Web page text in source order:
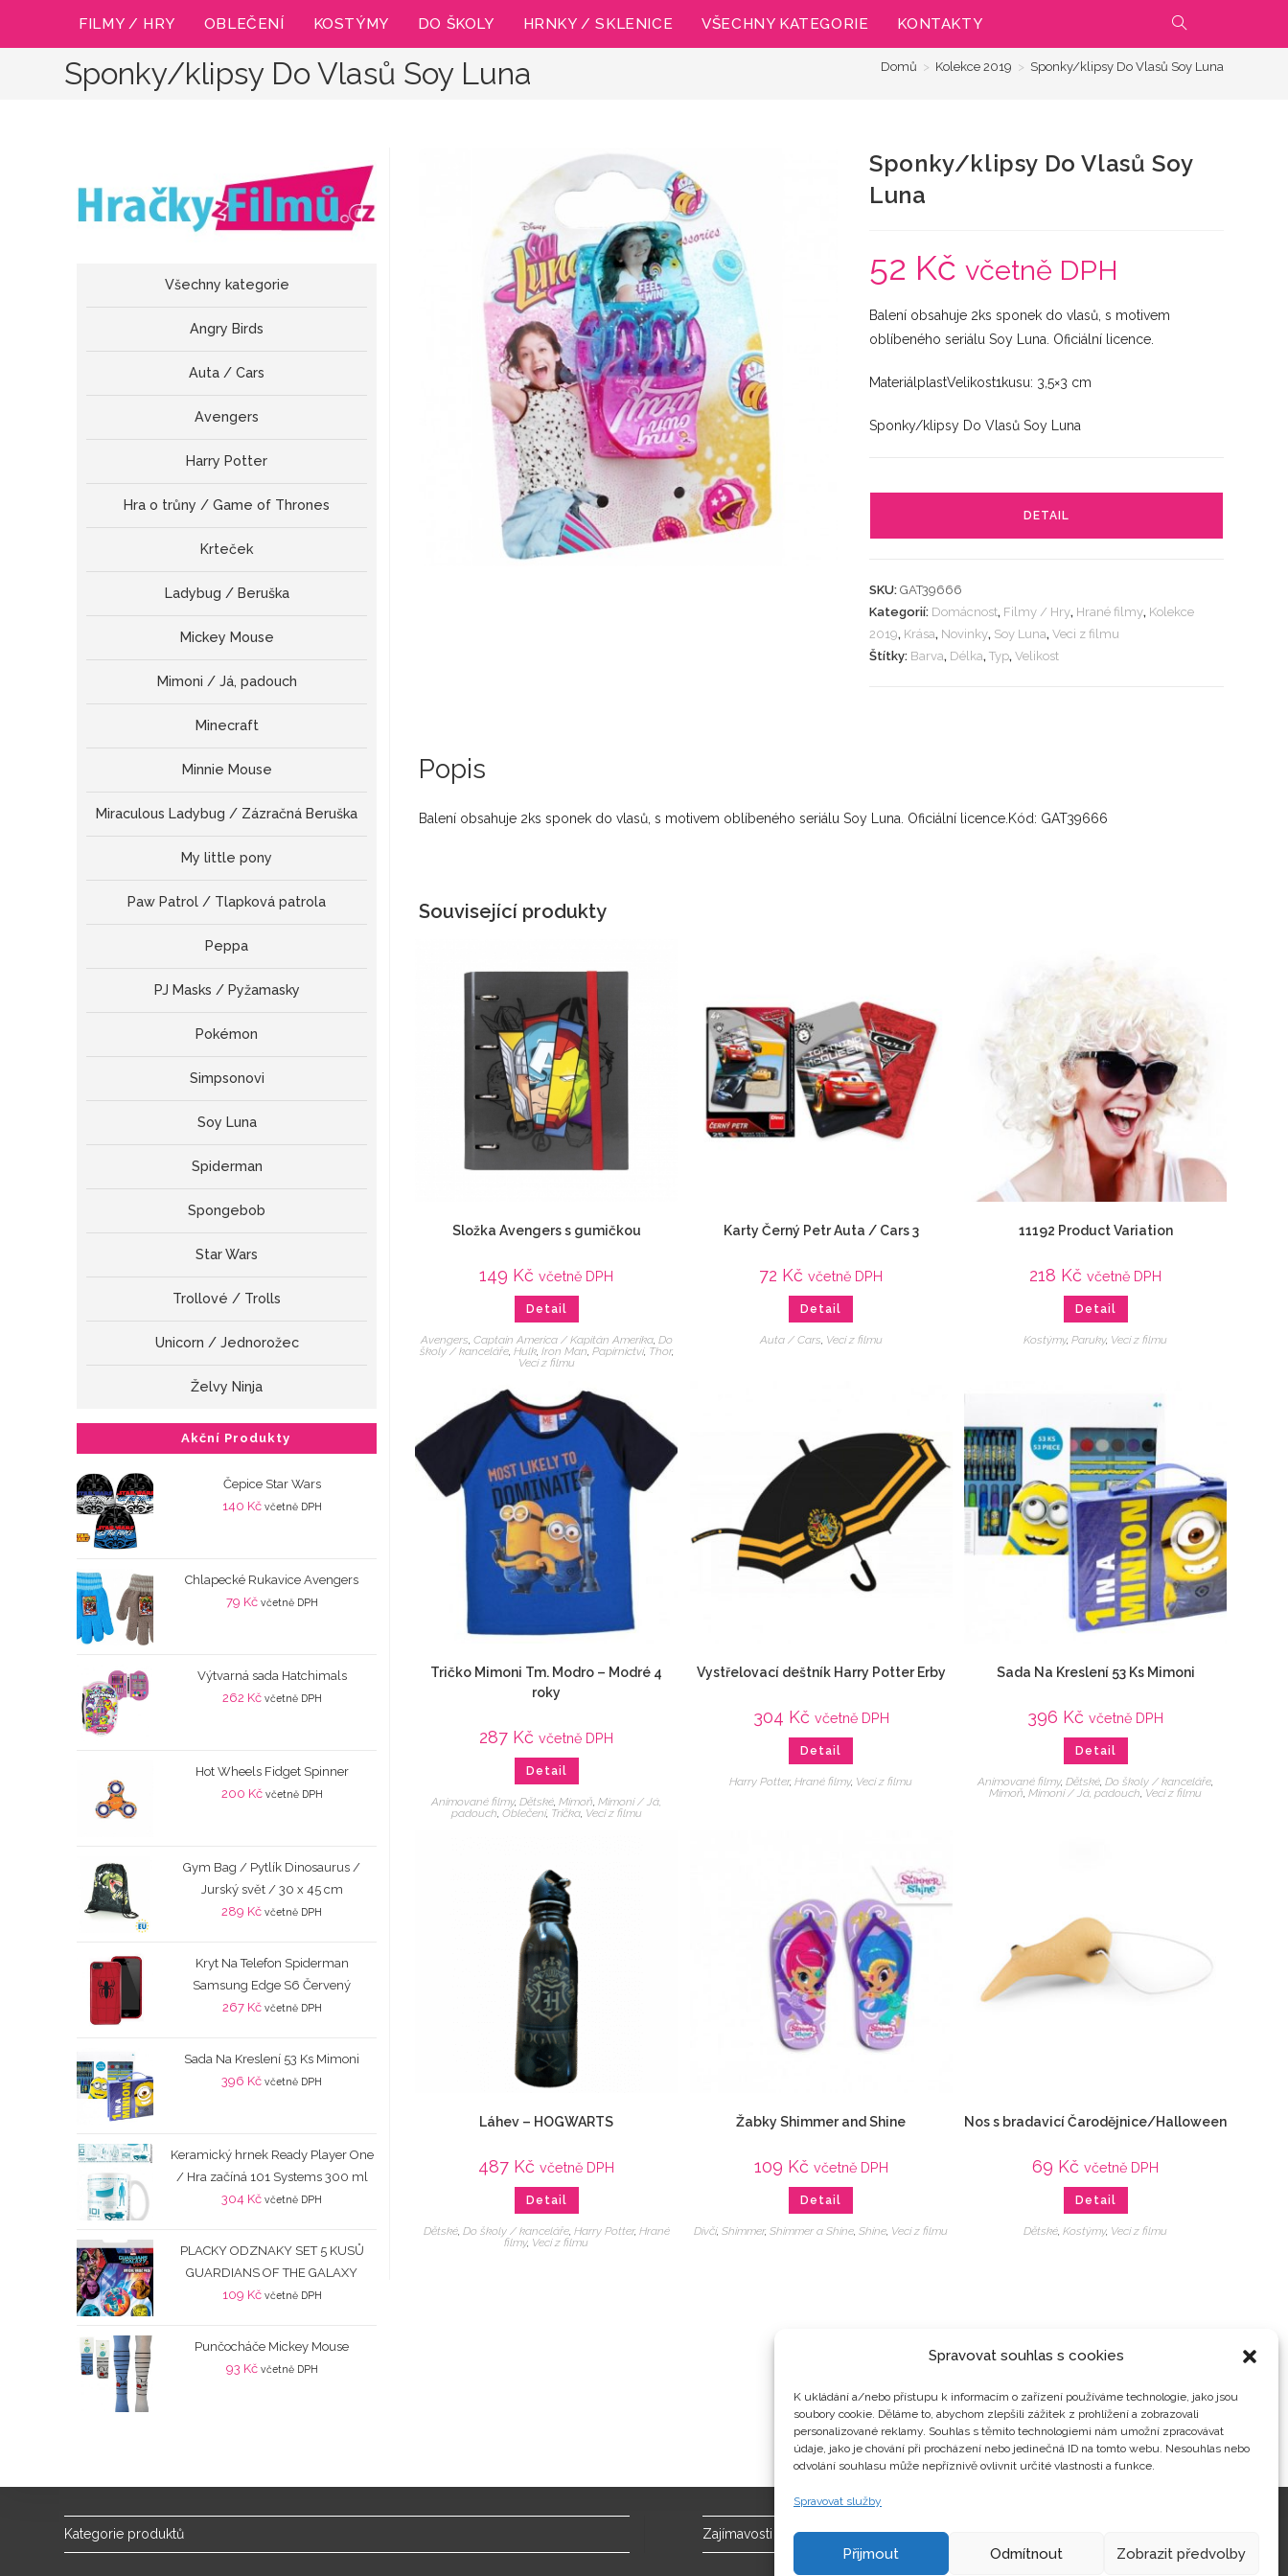
Spravovat souhlas s cookies
K ukládání a/nebo přístupu k informacím o zařízení používáme technologie, jako jsou
soubory cookie. Děláme to, abychom zlepšili zážitek z prohlížení a zobrazovali
personalizované reklamy. Souhlas s těmito technologiemi nám umožní zpracovávat
údaje, jako je chování při procházení nebo jedinečná ID na tomto webu. Nesouhlas nebo
odvolání souhlasu může nepříznivě ovlivnit určité vlastnosti a funkce.
Spravovat služby
Přijmout Odmítnout Zobrazit předvolby
FILMY / HRY OBLEČENÍ KOSTÝMY DO ŠKOLY HRNKY / SKLENICE VŠECHNY KATEGORIE KONTAKTY PŘEPNOUT
VYHLEDÁVÁNÍ
WEBU
Sponky/klipsy Do Vlasů Soy Luna Domů > Kolekce 2019 > Sponky/klipsy Do Vlasů Soy Luna
Sponky/klipsy Do Vlasů Soy
Luna
52 Kč včetně DPH
Balení obsahuje 2ks sponek do vlasů, s motivem
oblíbeného seriálu Soy Luna. Oficiální licence.
MateriálplastVelikost1kusu: 3,5×3 cm
Sponky/klipsy Do Vlasů Soy Luna
DETAIL
SKU:GAT39666
Kategorií: Domácnost, Filmy / Hry, Hrané filmy, Kolekce
2019, Krása, Novinky, Soy Luna,Veci z filmu
Štítky: Barva, Délka,Typ,Velikost
Popis
Balení obsahuje 2ks sponek do vlasů, s motivem oblíbeného seriálu Soy Luna. Oficiální licence.Kód: GAT39666
Související produkty
Složka Avengers s gumičkou
149 Kč včetně DPH
Detail
Avengers, Captain America / Kapitán Amerika, Do
školy / kanceláře, Hulk, Iron Man, Papírnictví, Thor,
Veci z filmu
Karty Černý Petr Auta / Cars 3
72 Kč včetně DPH
Detail
Auta / Cars, Veci z filmu
11192 Product Variation
218 Kč včetně DPH
Detail
Kostýmy,Paruky, Veci z filmu
Tričko Mimoni Tm. Modro – Modré 4
roky
287 Kč včetně DPH
Detail
Animované filmy,Dětské ,Mimoň ,Mimoni / Já,
padouch Oblečení, Trička, Veci z filmu
Vystřelovací deštník Harry Potter Erby
304 Kč včetně DPH
Detail
Harry Potter,Hrané filmy, Veci z filmu
Sada Na Kreslení 53 Ks Mimoni
396 Kč včetně DPH
Detail
Animované filmy,Dětské ,Do školy / kanceláře
Mimoň ,Mimoni / Já, padouch Veci z filmu
Láhev – HOGWARTS
487 Kč včetně DPH
Detail
Dětské, Do školy / kanceláře, Harry Potter, Hrané
filmy, Veci z filmu
Žabky Shimmer and Shine
109 Kč včetně DPH
Detail
Dívčí,Shimmer,Shimmer a Shine,Shine, Veci z filmu
Nos s bradavicí Čarodějnice/Halloween
69 Kč včetně DPH
Detail
Dětské,Kostýmy, Veci z filmu
Všechny kategorie
Angry Birds
Auta / Cars
Avengers
Harry Potter
Hra o trůny / Game of Thrones
Krteček
Ladybug / Beruška
Mickey Mouse
Mimoni / Já, padouch
Minecraft
Minnie Mouse
Miraculous Ladybug / Zázračná Beruška
My little pony
Paw Patrol / Tlapková patrola
Peppa
PJ Masks / Pyžamasky
Pokémon
Simpsonovi
Soy Luna
Spiderman
Spongebob
Star Wars
Trollové / Trolls
Unicorn / Jednorožec
Želvy Ninja
Akční Produkty
Čepice Star Wars
140 Kč včetně DPH
Chlapecké Rukavice Avengers
79 Kč včetně DPH
Výtvarná sada Hatchimals
262 Kč včetně DPH
Hot Wheels Fidget Spinner
200 Kč včetně DPH
Gym Bag / Pytlík Dinosaurus /
Jurský svět / 30 x 45 cm
289 Kč včetně DPH
Kryt Na Telefon Spiderman
Samsung Edge S6 Červený
267 Kč včetně DPH
Sada Na Kreslení 53 Ks Mimoni
396 Kč včetně DPH
Keramický hrnek Ready Player One
/ Hra začíná 101 Systems 300 ml
304 Kč včetně DPH
PLACKY ODZNAKY SET 5 KUSŮ
GUARDIANS OF THE GALAXY
109 Kč včetně DPH
Punčocháče Mickey Mouse
93 Kč včetně DPH
Kategorie produktů Zajímavosti